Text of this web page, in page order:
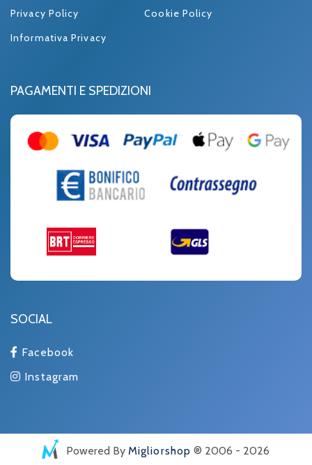
Privacy Policy
Cookie Policy
Informativa Privacy
PAGAMENTI E SPEDIZIONI
SOCIAL
Facebook
Instagram
Powered By Migliorshop ® 2006 - 2026